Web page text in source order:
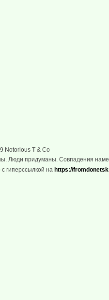
Notorious T & Co
Люди придуманы. Совпадения
гиперссылкой на https://